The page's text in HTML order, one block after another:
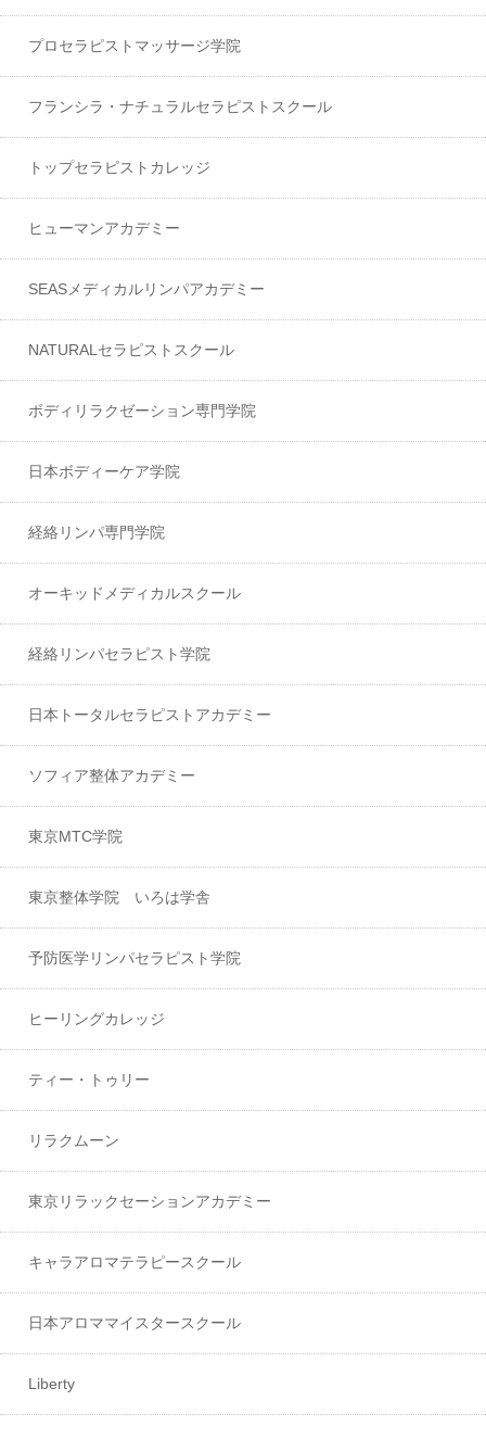
プロセラピストマッサージ学院
フランシラ・ナチュラルセラピストスクール
トップセラピストカレッジ
ヒューマンアカデミー
SEASメディカルリンパアカデミー
NATURALセラピストスクール
ボディリラクゼーション専門学院
日本ボディーケア学院
経絡リンパ専門学院
オーキッドメディカルスクール
経絡リンパセラピスト学院
日本トータルセラピストアカデミー
ソフィア整体アカデミー
東京MTC学院
東京整体学院 いろは学舎
予防医学リンパセラピスト学院
ヒーリングカレッジ
ティー・トゥリー
リラクムーン
東京リラックセーションアカデミー
キャラアロマテラピースクール
日本アロママイスタースクール
Liberty